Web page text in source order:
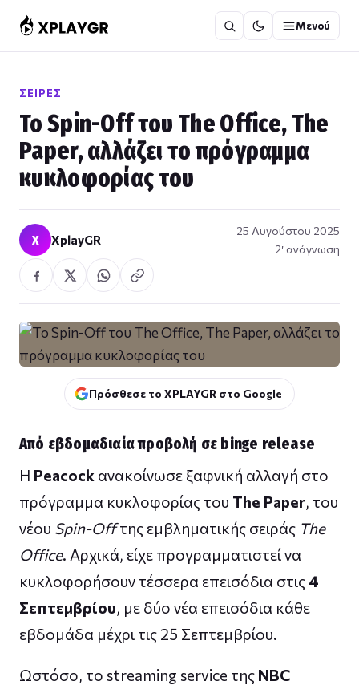
στο
περιεχόμενο
Μενού
ΣΕΙΡΈΣ
Το Spin-Off του The Office, The
Paper, αλλάζει το πρόγραμμα
κυκλοφορίας του
X XplayGR
25 Αυγούστου 2025
2′ ανάγνωση
Πρόσθεσε το XPLAYGR στο Google
Από εβδομαδιαία προβολή σε binge release
Η Peacock ανακοίνωσε ξαφνική αλλαγή στο
πρόγραμμα κυκλοφορίας του The Paper, του
νέου Spin-Offτης εμβληματικής σειράς The
Office. Αρχικά, είχε προγραμματιστεί να
κυκλοφορήσουν τέσσερα επεισόδια στις 4
Σεπτεμβρίου, με δύο νέα επεισόδια κάθε
εβδομάδα μέχρι τις 25 Σεπτεμβρίου.
Ωστόσο, το streaming service της NBC